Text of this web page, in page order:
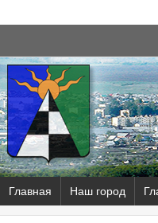
Главная Наш город